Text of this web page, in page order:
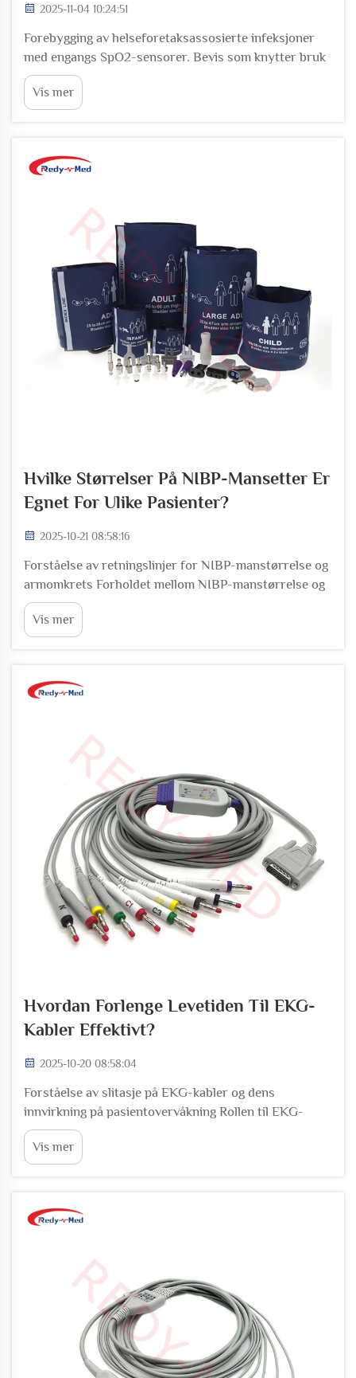
2025-11-04 10:24:51
Forebygging av helseforetaksassosierte infeksjoner
med engangs SpO2-sensorer. Bevis som knytter bruk
av engangs-SpO2-sensorer til reduserte HAI-er i
enheter med høy risiko. Infeksjoner oppstått under
sykehusopphold fortsetter å være et stort problem i
Vis mer
Hvilke Størrelser På NIBP-Mansetter Er
Egnet For Ulike Pasienter?
2025-10-21 08:58:16
Forståelse av retningslinjer for NIBP-manstørrelse og
armomkrets Forholdet mellom NIBP-manstørrelse og
armomkrets Valg av riktig NIBP-mansett begynner
med å måle der armen er bredest, omtrent halvveis
mellom skulderbeinet og albuen...
Vis mer
Hvordan Forlenge Levetiden Til EKG-
Kabler Effektivt?
2025-10-20 08:58:04
Forståelse av slitasje på EKG-kabler og dens
innvirkning på pasientovervåkning Rollen til EKG-
kablers integritet for nøyaktig pasientovervåkning Når
EKG-kabler blir skadet eller slitt med tiden, forstyrres
signalkvaliteten, og det kan resultere i målinger som
Vis mer